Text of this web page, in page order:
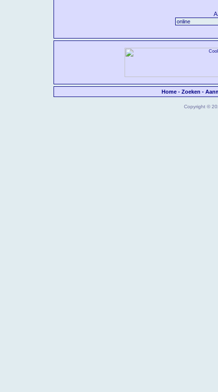
Home- Zoeken -
Copyright ©